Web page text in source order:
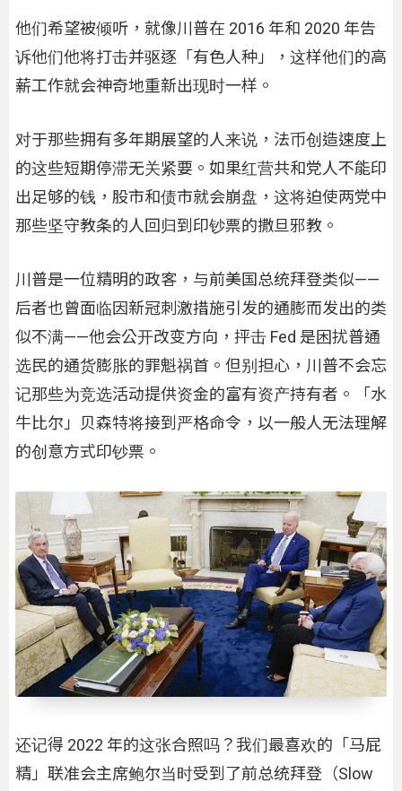
他们希望被倾听，就像川普在 2016 年和 2020 年告
诉他们他将打击并驱逐「有色人种」，这样他们的高
薪工作就会神奇地重新出现时一样。
对于那些拥有多年期展望的人来说，法币创造速度上
的这些短期停滞无关紧要。如果红营共和党人不能印
出足够的钱，股市和债市就会崩盘，这将迫使两党中
那些坚守教条的人回归到印钞票的撒旦邪教。
川普是一位精明的政客，与前美国总统拜登类似——
后者也曾面临因新冠刺激措施引发的通膨而发出的类
似不满——他会公开改变方向，抨击 Fed 是困扰普通
选民的通货膨胀的罪魁祸首。但别担心，川普不会忘
记那些为竞选活动提供资金的富有资产持有者。「水
牛比尔」贝森特将接到严格命令，以一般人无法理解
的创意方式印钞票。
还记得 2022 年的这张合照吗？我们最喜欢的「马屁
精」联准会主席鲍尔当时受到了前总统拜登（Slow